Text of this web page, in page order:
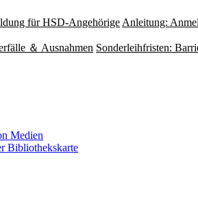
für HSD-Angehörige Anleitung:
＆ Ausnahmen Sonderleihfristen:
Medien
Bibliothekskarte